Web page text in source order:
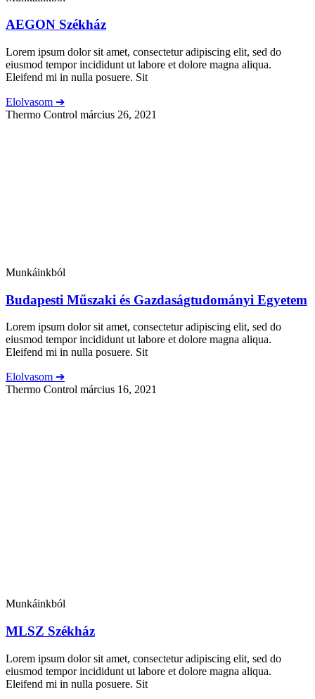
AEGON Székház
Lorem ipsum dolor sit amet, consectetur adipiscing elit, sed do
eiusmod tempor incididunt ut labore et dolore magna aliqua.
Eleifend mi in nulla posuere. Sit
Elolvasom ➔
Thermo Control március 26, 2021
Munkáinkból
Budapesti Műszaki és Gazdaságtudományi Egyetem
Lorem ipsum dolor sit amet, consectetur adipiscing elit, sed do
eiusmod tempor incididunt ut labore et dolore magna aliqua.
Eleifend mi in nulla posuere. Sit
Elolvasom ➔
Thermo Control március 16, 2021
Munkáinkból
MLSZ Székház
Lorem ipsum dolor sit amet, consectetur adipiscing elit, sed do
eiusmod tempor incididunt ut labore et dolore magna aliqua.
Eleifend mi in nulla posuere. Sit